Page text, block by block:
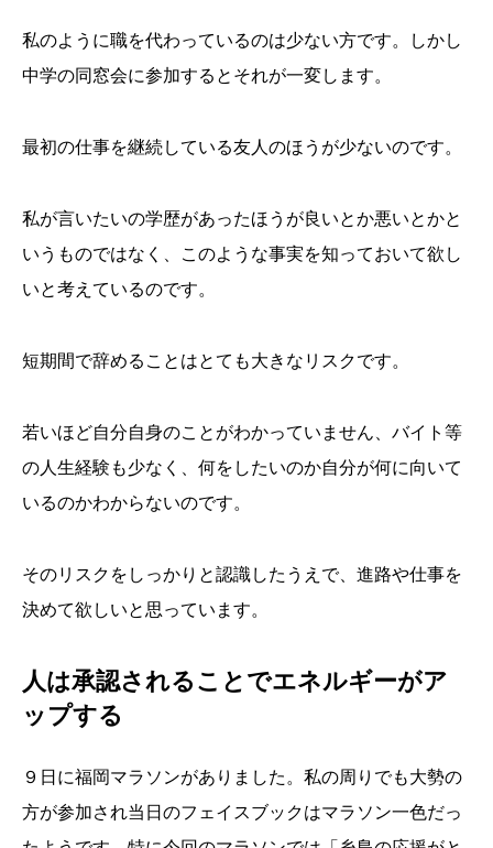
私のように職を代わっているのは少ない方です。しかし
中学の同窓会に参加するとそれが一変します。
最初の仕事を継続している友人のほうが少ないのです。
私が言いたいの学歴があったほうが良いとか悪いとかと
いうものではなく、このような事実を知っておいて欲し
いと考えているのです。
短期間で辞めることはとても大きなリスクです。
若いほど自分自身のことがわかっていません、バイト等
の人生経験も少なく、何をしたいのか自分が何に向いて
いるのかわからないのです。
そのリスクをしっかりと認識したうえで、進路や仕事を
決めて欲しいと思っています。
人は承認されることでエネルギーがア
ップする
９日に福岡マラソンがありました。私の周りでも大勢の
方が参加され当日のフェイスブックはマラソン一色だっ